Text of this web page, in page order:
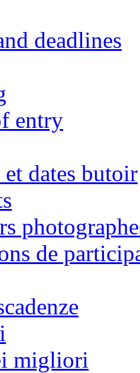
deadlines
entry
et dates butoir
de
migliori